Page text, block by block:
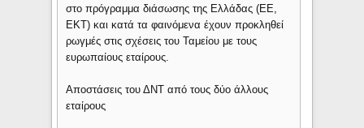
στο πρόγραμμα διάσωσης της Ελλάδας (ΕΕ,
ΕΚΤ) και κατά τα φαινόμενα έχουν προκληθεί
ρωγμές στις σχέσεις του Ταμείου με τους
ευρωπαίους εταίρους.
Αποστάσεις του ΔΝΤ από τους δύο άλλους
εταίρους